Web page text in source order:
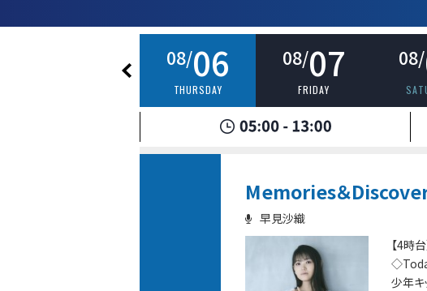
08/06
THURSDAY
08/07
FRIDAY
08/
Memories＆
早見沙織
【4時台
少年キ